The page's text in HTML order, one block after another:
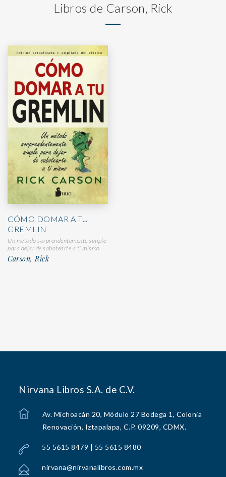
Libros de Carson, Rick
CÓMO DOMAR A TU
GREMLIN
Un método sorprendentemente simple
para dejar de sabotearte a ti mismo
Carson, Rick
Nirvana Libros S.A. de C.V.
Av. Michoacán 20, Módulo 27 Bodega 1, Colonia
Renovación, Iztapalapa, C.P. 09209, CDMX.
55 5615 8479 | 55 5615 8480
nirvana@nirvanalibros.com.mx